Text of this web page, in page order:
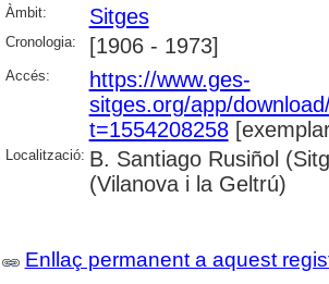
Àmbit: Sitges
Cronologia: [1906 - 1973]
Accés:
https://www.ges-
sitges.org/app/
t=1554208258
Localització: B. Santiago Rusiñol
(Vilanova i la Geltrú)
Enllaç permanent a aquest